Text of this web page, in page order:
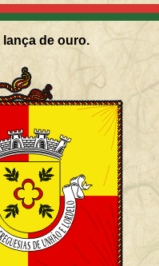
lança de ouro.